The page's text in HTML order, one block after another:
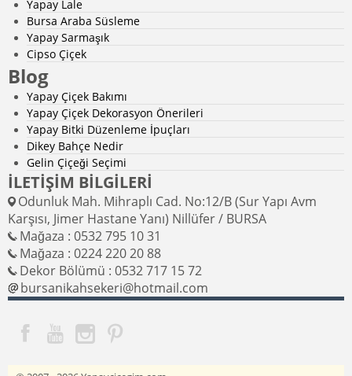
Yapay Lale
Bursa Araba Süsleme
Yapay Sarmaşık
Cipso Çiçek
Blog
Yapay Çiçek Bakımı
Yapay Çiçek Dekorasyon Önerileri
Yapay Bitki Düzenleme İpuçları
Dikey Bahçe Nedir
Gelin Çiçeği Seçimi
İLETİŞİM BİLGİLERİ
Odunluk Mah. Mihraplı Cad. No:12/B (Sur Yapı Avm
Karşısı, Jimer Hastane Yanı) Nillüfer / BURSA
Mağaza : 0532 795 10 31
Mağaza : 0224 220 20 88
Dekor Bölümü : 0532 717 15 72
bursanikahsekeri@hotmail.com